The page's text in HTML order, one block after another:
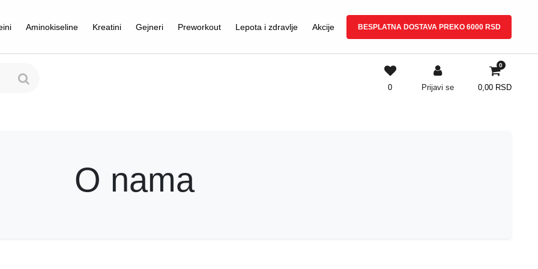
Aminokiseline Kreatini Gejneri Preworkout Lepota i zdravlje Akcije BESPLATNA DOSTAVA PREKO 6000 RSD
0 Prijavi se
0
0,00 RSD
O nama